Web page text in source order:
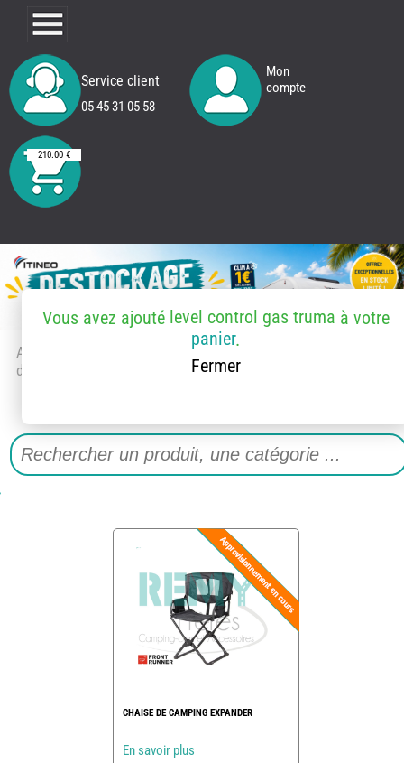
Service client
05 45 31 05 58
Mon
compte
210.00 €
Accueil
> Accessoires et pièces
détachées
Vous avez ajouté level control gas truma à votre
panier.
Fermer
CHAISE DE CAMPING EXPANDER
En savoir plus